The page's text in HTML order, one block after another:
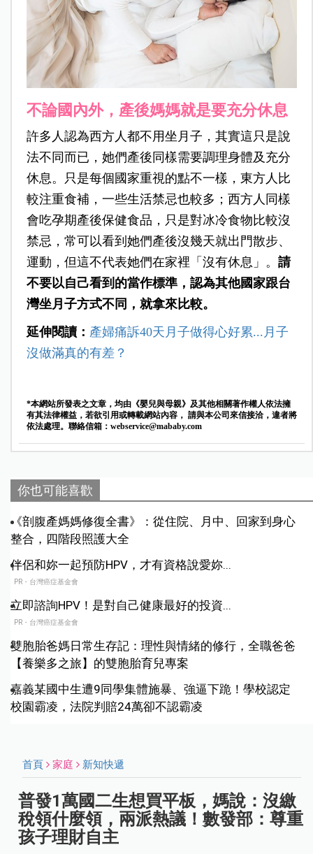
不論國內外，產後媽媽就是要充分休息
許多人認為西方人都不用坐月子，其實這只是說
法不同而已，她們產後同樣需要調理身體及充分
休息。只是每個國家重視的點不一樣，東方人比
較注重食補，一些生活禁忌也較多；西方人同樣
會吃孕期產後保健食品，只是對冰冷食物比較沒
禁忌，常可以看到她們產後沒幾天就出門散步、
運動，但這不代表她們在家裡「沒有休息」。 請
不要以自己看到的當作標準，認為其他國家跟台
灣坐月子方式不同，就拿來比較。
延伸閱讀： 產婦痛訴40天月子做得心好累...月子
沒做滿真的有差？
*本網站所發表之文章，均由《嬰兒與母親》及其他相關著作權人依法擁
有其法律權益，若欲引用或轉載網站內容， 請與本公司來信接洽，違者將
依法處理。聯絡信箱： webservice@mababy.com
你也可能喜歡
《剖腹產媽媽修復全書》：從住院、月中、回家到身心
整合，四階段照護大全
伴侶和妳一起預防HPV，才有資格說愛妳...
PR・台灣癌症基金會
立即諮詢HPV！是對自己健康最好的投資...
PR・台灣癌症基金會
雙胞胎爸媽日常生存記：理性與情緒的修行，全職爸爸
【養樂多之旅】的雙胞胎育兒專案
嘉義某國中生遭9同學集體施暴、強逼下跪！學校認定
校園霸凌，法院判賠24萬卻不認霸凌
首頁 家庭 新知快遞
普發1萬國二生想買平板，媽說：沒繳
稅領什麼領，兩派熱議！數發部：尊重
孩子理財自主